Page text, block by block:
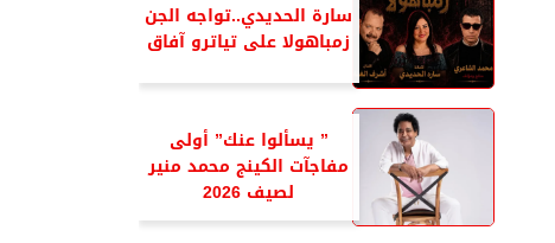
سارة الحديدي..تواجه الجن
زمباهولا على تياترو آفاق
” يسألوا عنك” أولى
مفاجآت الكينج محمد منير
لصيف 2026